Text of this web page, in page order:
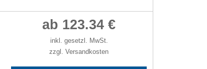
ab 123.34 €
inkl. gesetzl. MwSt.
zzgl. Versandkosten